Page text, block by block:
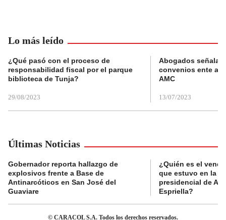
Lo más leído
¿Qué pasó con el proceso de
responsabilidad fiscal por el parque
biblioteca de Tunja?
29/08/2023
Abogados
convenios ente
AMC
13/07/2023
Últimas Noticias
Gobernador reporta hallazgo de
explosivos frente a Base de
Antinarcóticos en San José del
Guaviare
¿Quién es el
que estuvo en la
presidencial de
Espriella?
© CARACOL S.A. Todos los derechos reservados.